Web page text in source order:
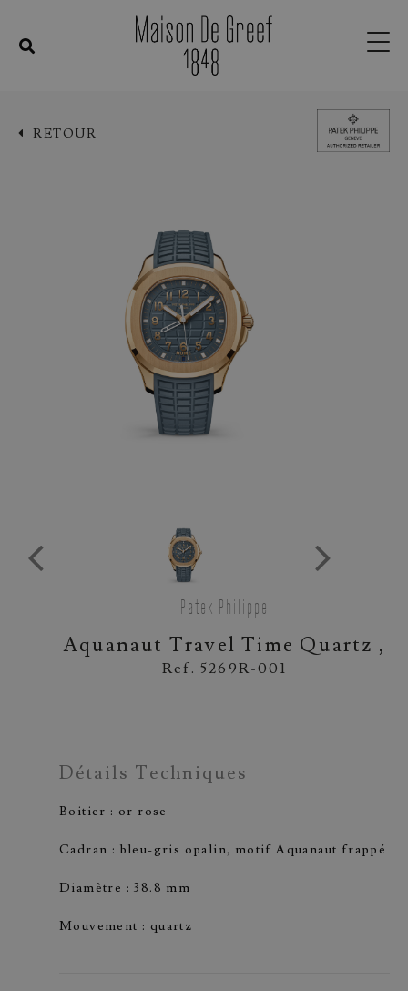
RETOUR
Patek Philippe
Aquanaut Travel Time Quartz ,
Ref. 5269R-001
Détails Techniques
Boitier : or rose
Cadran : bleu-gris opalin, motif Aquanaut frappé
Diamètre : 38.8 mm
Mouvement : quartz